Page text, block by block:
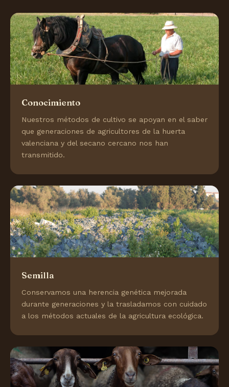
Conocimiento
Nuestros métodos de cultivo se apoyan en el saber
que generaciones de agricultores de la huerta
valenciana y del secano cercano nos han
transmitido.
Semilla
Conservamos una herencia genética mejorada
durante generaciones y la trasladamos con cuidado
a los métodos actuales de la agricultura ecológica.